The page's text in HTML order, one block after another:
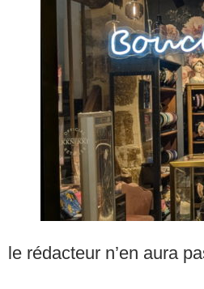
le rédacteur n’en aura